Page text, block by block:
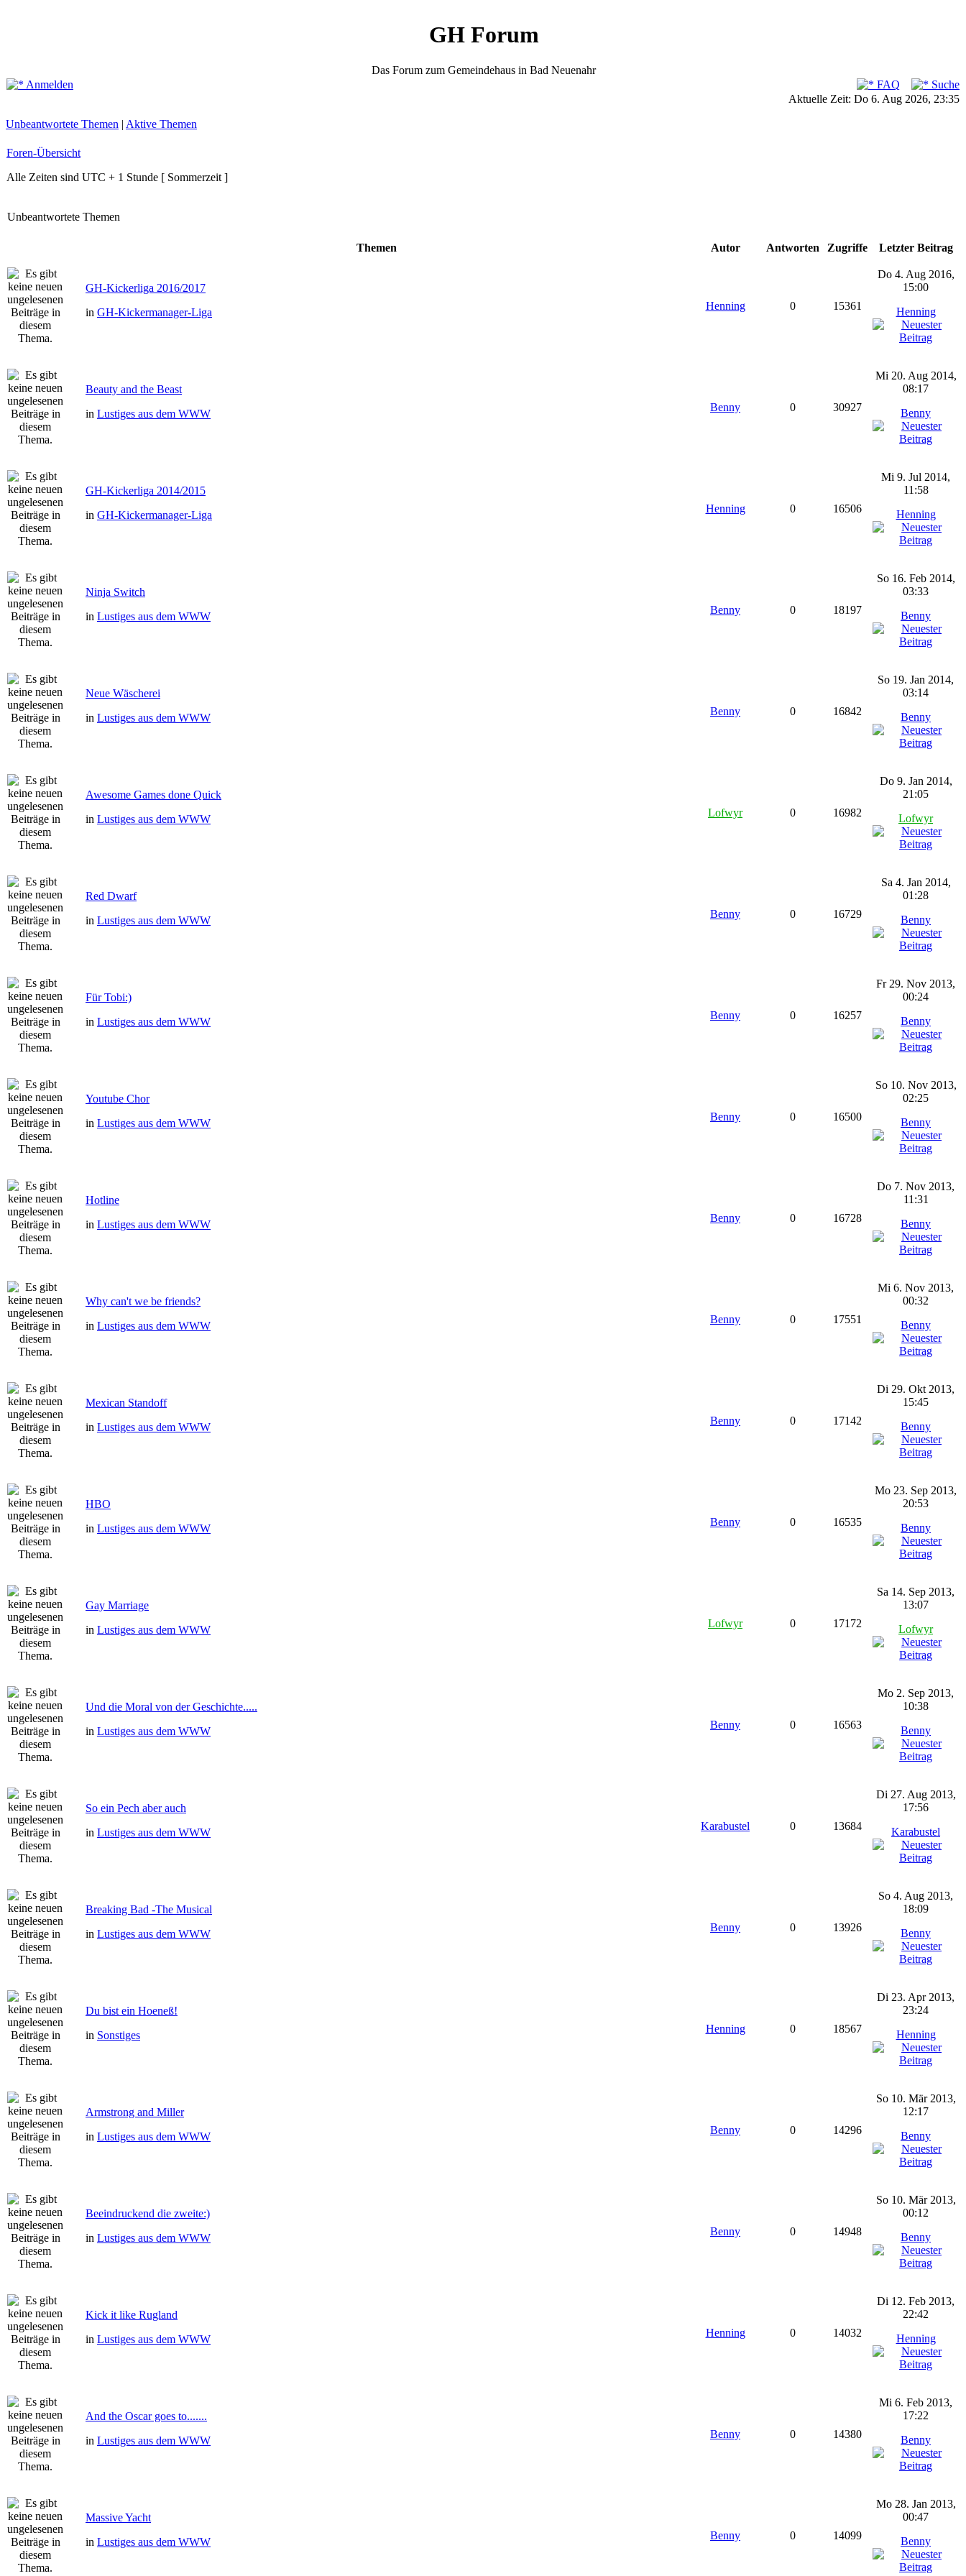
GH Forum
Das Forum zum Gemeindehaus in Bad Neuenahr
Anmelden
FAQ
Suche
Aktuelle Zeit: Do 6. Aug 2026, 23:35
Unbeantwortete Themen | Aktive Themen
Foren-Übersicht
Alle Zeiten sind UTC + 1 Stunde [ Sommerzeit ]
Unbeantwortete Themen
Themen Autor Antworten Zugriffe Letzter Beitrag
GH-Kickerliga 2016/2017
in GH-Kickermanager-Liga
Henning 0 15361
Do 4. Aug 2016,
15:00
Henning
Beauty and the Beast
in Lustiges aus dem WWW
Benny 0 30927
Mi 20. Aug 2014,
08:17
Benny
GH-Kickerliga 2014/2015
in GH-Kickermanager-Liga
Henning 0 16506
Mi 9. Jul 2014,
11:58
Henning
Ninja Switch
in Lustiges aus dem WWW
Benny 0 18197
So 16. Feb 2014,
03:33
Benny
Neue Wäscherei
in Lustiges aus dem WWW
Benny 0 16842
So 19. Jan 2014,
03:14
Benny
Awesome Games done Quick
in Lustiges aus dem WWW
Lofwyr 0 16982
Do 9. Jan 2014,
21:05
Lofwyr
Red Dwarf
in Lustiges aus dem WWW
Benny 0 16729
Sa 4. Jan 2014,
01:28
Benny
Für Tobi:)
in Lustiges aus dem WWW
Benny 0 16257
Fr 29. Nov 2013,
00:24
Benny
Youtube Chor
in Lustiges aus dem WWW
Benny 0 16500
So 10. Nov 2013,
02:25
Benny
Hotline
in Lustiges aus dem WWW
Benny 0 16728
Do 7. Nov 2013,
11:31
Benny
Why can't we be friends?
in Lustiges aus dem WWW
Benny 0 17551
Mi 6. Nov 2013,
00:32
Benny
Mexican Standoff
in Lustiges aus dem WWW
Benny 0 17142
Di 29. Okt 2013,
15:45
Benny
HBO
in Lustiges aus dem WWW
Benny 0 16535
Mo 23. Sep 2013,
20:53
Benny
Gay Marriage
in Lustiges aus dem WWW
Lofwyr 0 17172
Sa 14. Sep 2013,
13:07
Lofwyr
Und die Moral von der Geschichte.....
in Lustiges aus dem WWW
Benny 0 16563
Mo 2. Sep 2013,
10:38
Benny
So ein Pech aber auch
in Lustiges aus dem WWW
Karabustel 0 13684
Di 27. Aug 2013,
17:56
Karabustel
Breaking Bad -The Musical
in Lustiges aus dem WWW
Benny 0 13926
So 4. Aug 2013,
18:09
Benny
Du bist ein Hoeneß!
in Sonstiges
Henning 0 18567
Di 23. Apr 2013,
23:24
Henning
Armstrong and Miller
in Lustiges aus dem WWW
Benny 0 14296
So 10. Mär 2013,
12:17
Benny
Beeindruckend die zweite:)
in Lustiges aus dem WWW
Benny 0 14948
So 10. Mär 2013,
00:12
Benny
Kick it like Rugland
in Lustiges aus dem WWW
Henning 0 14032
Di 12. Feb 2013,
22:42
Henning
And the Oscar goes to.......
in Lustiges aus dem WWW
Benny 0 14380
Mi 6. Feb 2013,
17:22
Benny
Massive Yacht
in Lustiges aus dem WWW
Benny 0 14099
Mo 28. Jan 2013,
00:47
Benny